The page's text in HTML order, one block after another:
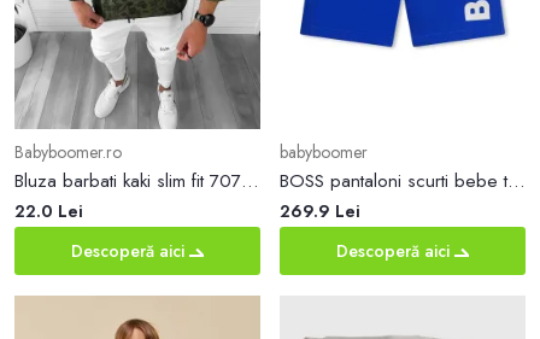
Babyboomer.ro
Bluza barbati kaki slim fit 7070 P19-3.3
22.0 Lei
Descoperă aici
babyboomer
BOSS pantaloni scurti bebe talie reglabila
269.9 Lei
Descoperă aici